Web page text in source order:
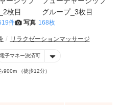
件 写真 168枚
リラクゼーションマッサージ
電子マネー決済可
900m （徒歩12分）